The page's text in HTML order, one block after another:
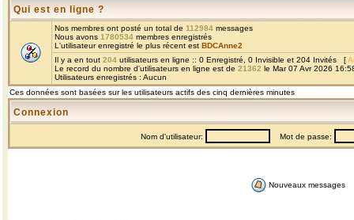
Qui est en ligne ?
Nos membres ont posté un total de 112984 messages
Nous avons 1780534 membres enregistrés
L'utilisateur enregistré le plus récent est BDCAnne2
Il y a en tout 204 utilisateurs en ligne :: 0 Enregistré, 0 Invisible et 204 Invités [
Le record du nombre d'utilisateurs en ligne est de 21362 le Mar 07 Avr 2026
Utilisateurs enregistrés : Aucun
Ces données sont basées sur les utilisateurs actifs des cinq dernières minutes
Connexion
Nom d'utilisateur: Mot de passe:
Nouveaux messages